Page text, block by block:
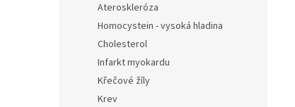
Ateroskleróza
Homocystein - vysoká hladina
Cholesterol
Infarkt myokardu
Křečové žíly
Krev